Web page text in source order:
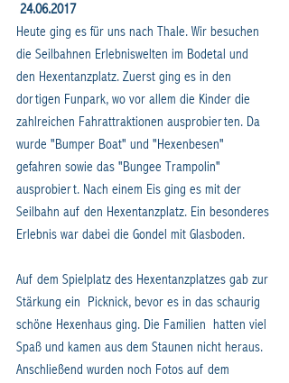
24.06.2017
Heute ging es für uns nach Thale. Wir besuchen
die Seilbahnen Erlebniswelten im Bodetal und
den Hexentanzplatz. Zuerst ging es in den
dortigen Funpark, wo vor allem die Kinder die
zahlreichen Fahrattraktionen ausprobierten. Da
wurde "Bumper Boat" und "Hexenbesen"
gefahren sowie das "Bungee Trampolin"
ausprobiert. Nach einem Eis ging es mit der
Seilbahn auf den Hexentanzplatz. Ein besonderes
Erlebnis war dabei die Gondel mit Glasboden.
Auf dem Spielplatz des Hexentanzplatzes gab zur
Stärkung ein  Picknick, bevor es in das schaurig
schöne Hexenhaus ging. Die Familien  hatten viel
Spaß und kamen aus dem Staunen nicht heraus.
Anschließend wurden noch Fotos auf dem